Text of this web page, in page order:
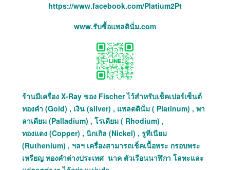
https://www.facebook.com/Platium2Pt
www.รับซื้อแพลตินั่ม.com
ร้านมีเครื่อง X-Ray ของ Fischer ไว้สำหรับเช็คเปอร์เซ็นต์
ทองคำ (Gold) , เงิน (silver) , แพลตตินั่ม ( Platinum) , พา
ลาเดียม (Palladium) , โรเดียม ( Rhodium) ,
ทองแดง (Copper) , นิกเกิล (Nickel) , รูทีเนียม
(Ruthenium) , ฯลฯ เครื่องสามารถเช็คเนื้อพระ กรอบพระ
เหรียญ ทองคำต่างประเทศ นาค ตัวเรือนนาฬิกา โลหะและ